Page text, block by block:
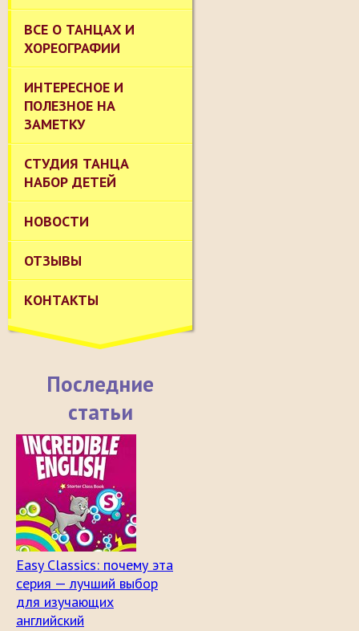
ВСЕ О ТАНЦАХ И
ХОРЕОГРАФИИ
ИНТЕРЕСНОЕ И
ПОЛЕЗНОЕ НА
ЗАМЕТКУ
СТУДИЯ ТАНЦА
НАБОР ДЕТЕЙ
НОВОСТИ
ОТЗЫВЫ
КОНТАКТЫ
Последние
статьи
Easy Classics: почему эта
серия — лучший выбор
для изучающих
английский